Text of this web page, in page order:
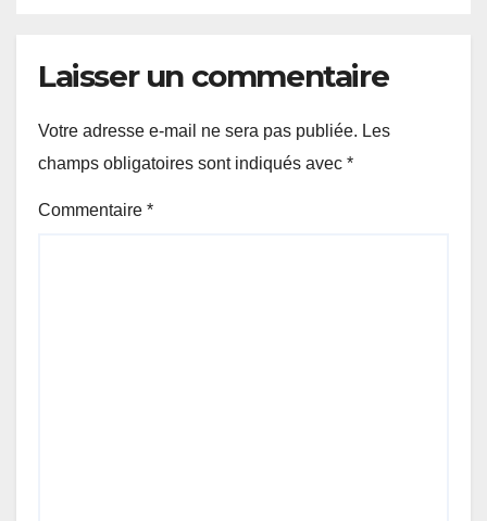
Laisser un commentaire
Votre adresse e-mail ne sera pas publiée. Les
champs obligatoires sont indiqués avec *
Commentaire *